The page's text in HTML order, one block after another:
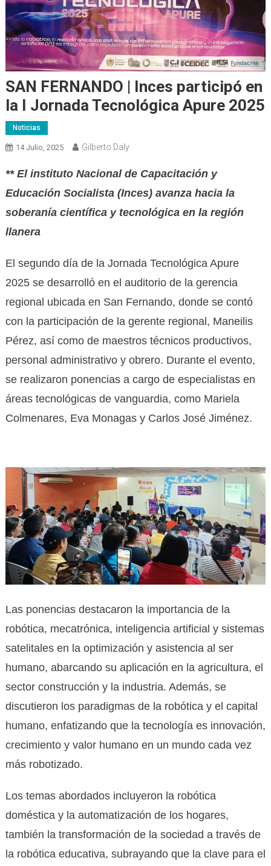
SAN FERNANDO | Inces participó en
la I Jornada Tecnológica Apure 2025
Noticias
14 Julio, 2025 Gilberto Daly
** El instituto Nacional de Capacitación y
Educación Socialista (Inces) avanza hacia la
soberanía científica y tecnológica en la región
llanera
El segundo día de la Jornada Tecnológica Apure
2025 se desarrolló en el auditorio de la gerencia
regional ubicada en San Fernando, donde se contó
con la participación de la gerente regional, Maneilis
Pérez, así como de maestros técnicos productivos,
personal administrativo y obrero. Durante el evento,
se realizaron ponencias a cargo de especialistas en
áreas tecnológicas de vanguardia, como Mariela
Colmenares, Eva Monagas y Carlos José Jiménez.
Las ponencias destacaron la importancia de la
robótica, mecatrónica, inteligencia artificial y sistemas
satelitales en la optimización y asistencia al ser
humano, abarcando su aplicación en la agricultura, el
sector construcción y la industria. Además, se
discutieron los paradigmas de la robótica y el capital
humano, enfatizando que la tecnología es innovación,
crecimiento y valor humano en un mundo cada vez
más robotizado.
Los temas abordados incluyeron la robótica
doméstica y la automatización de los hogares,
también la transformación de la sociedad a través de
la robótica educativa, subrayando que la clave para el